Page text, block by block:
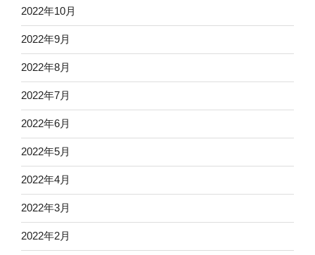
2022年10月
2022年9月
2022年8月
2022年7月
2022年6月
2022年5月
2022年4月
2022年3月
2022年2月